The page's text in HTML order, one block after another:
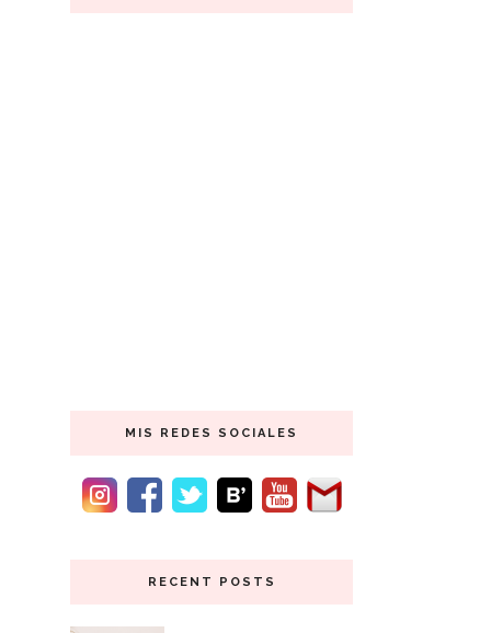
MIS REDES SOCIALES
RECENT POSTS